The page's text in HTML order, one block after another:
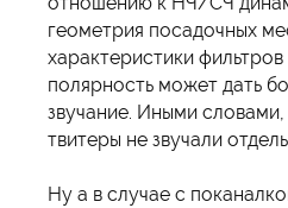
геометрия посадочных
характеристики фильтров
полярность может дать
звучание. Иными
твитеры не звучали
Ну а в случае с